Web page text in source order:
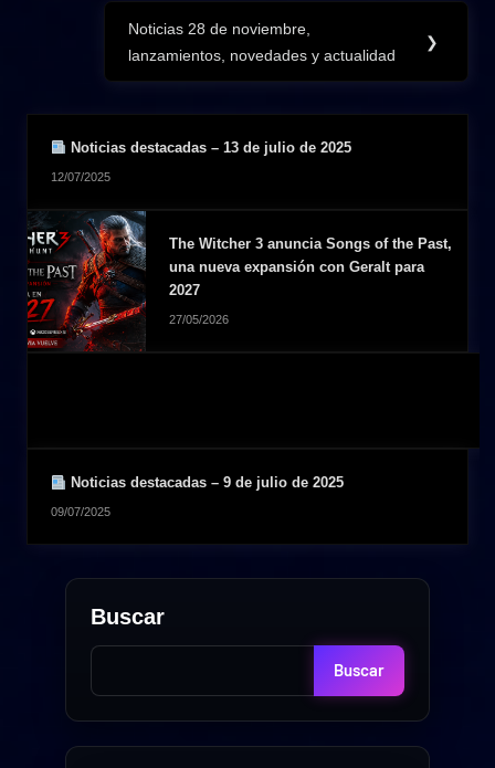
Next
Post:
Noticias 28 de noviembre,
lanzamientos, novedades y actualidad
❯
Noticias destacadas – 13 de julio de 2025
12/07/2025
The Witcher 3 anuncia Songs of the Past,
una nueva expansión con Geralt para
2027
27/05/2026
Noticias destacadas – 9 de julio de 2025
09/07/2025
Buscar
Buscar